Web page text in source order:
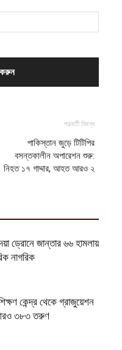
পরবর্তী নিবন্ধ
পাকিস্তান জুড়ে টিটিপির
বসন্তকালীন অপারেশন শুরু:
নিহত ১৭ গাদ্দার, আহত আরও ২
ড্রোনে জান্তার ৬৬ হামলায়
নাগরিক
কেন্দ্র থেকে গ্রাজুয়েশন
৩৮৩ তরুণ